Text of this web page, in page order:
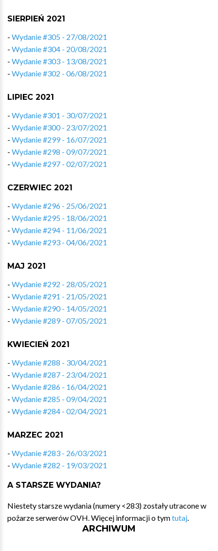
SIERPIEŃ 2021
- Wydanie #305 - 27/08/2021
- Wydanie #304 - 20/08/2021
- Wydanie #303 - 13/08/2021
- Wydanie #302 - 06/08/2021
LIPIEC 2021
- Wydanie #301 - 30/07/2021
- Wydanie #300 - 23/07/2021
- Wydanie #299 - 16/07/2021
- Wydanie #298 - 09/07/2021
- Wydanie #297 - 02/07/2021
CZERWIEC 2021
- Wydanie #296 - 25/06/2021
- Wydanie #295 - 18/06/2021
- Wydanie #294 - 11/06/2021
- Wydanie #293 - 04/06/2021
MAJ 2021
- Wydanie #292 - 28/05/2021
- Wydanie #291 - 21/05/2021
- Wydanie #290 - 14/05/2021
- Wydanie #289 - 07/05/2021
KWIECIEŃ 2021
- Wydanie #288 - 30/04/2021
- Wydanie #287 - 23/04/2021
- Wydanie #286 - 16/04/2021
- Wydanie #285 - 09/04/2021
- Wydanie #284 - 02/04/2021
MARZEC 2021
- Wydanie #283 - 26/03/2021
- Wydanie #282 - 19/03/2021
A STARSZE WYDANIA?
Niestety starsze wydania (numery <283) zostały utracone w
pożarze serwerów OVH. Więcej informacji o tymtutaj.
ARCHIWUM